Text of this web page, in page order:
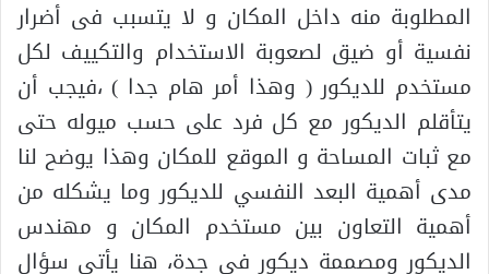
المطلوبة منه داخل المكان و لا يتسبب فى أضرار
نفسية أو ضيق لصعوبة الاستخدام والتكييف لكل
مستخدم للديكور ( وهذا أمر هام جدا ) ،فيجب أن
يتأقلم الديكور مع كل فرد على حسب ميوله حتى
مع ثبات المساحة و الموقع للمكان وهذا يوضح لنا
مدى أهمية البعد النفسي للديكور وما يشكله من
أهمية التعاون بين مستخدم المكان و مهندس
الديكور ومصممة ديكور في جدة، هنا يأتي سؤال